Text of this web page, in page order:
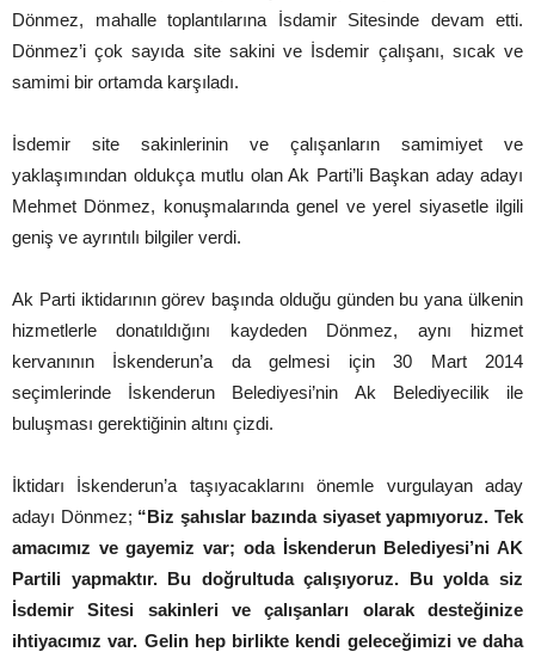
Dönmez, mahalle toplantılarına İsdamir Sitesinde devam etti.
Dönmez’i çok sayıda site sakini ve İsdemir çalışanı, sıcak ve
samimi bir ortamda karşıladı.
İsdemir site sakinlerinin ve çalışanların samimiyet ve
yaklaşımından oldukça mutlu olan Ak Parti’li Başkan aday adayı
Mehmet Dönmez, konuşmalarında genel ve yerel siyasetle ilgili
geniş ve ayrıntılı bilgiler verdi.
Ak Parti iktidarının görev başında olduğu günden bu yana ülkenin
hizmetlerle donatıldığını kaydeden Dönmez, aynı hizmet
kervanının İskenderun’a da gelmesi için 30 Mart 2014
seçimlerinde İskenderun Belediyesi’nin Ak Belediyecilik ile
buluşması gerektiğinin altını çizdi.
İktidarı İskenderun’a taşıyacaklarını önemle vurgulayan aday
adayı Dönmez; “Biz şahıslar bazında siyaset yapmıyoruz. Tek
amacımız ve gayemiz var; oda İskenderun Belediyesi’ni AK
Partili yapmaktır. Bu doğrultuda çalışıyoruz. Bu yolda siz
İsdemir Sitesi sakinleri ve çalışanları olarak desteğinize
ihtiyacımız var. Gelin hep birlikte kendi geleceğimizi ve daha